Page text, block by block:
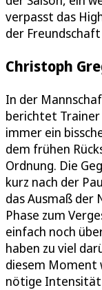
verpasst das
der
Christoph
In der
berichtet Trainer
immer ein
dem frühen
Ordnung. Die
kurz nach der
das Ausmaß der
Phase zum
einfach noch
haben zu viel
diesem Moment
nötige